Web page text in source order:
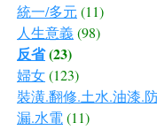
統一/多元 (11)
人生意義(98)
反省(23)
婦女(123)
裝潢.翻修.土水.油漆.
漏.水電 (11)